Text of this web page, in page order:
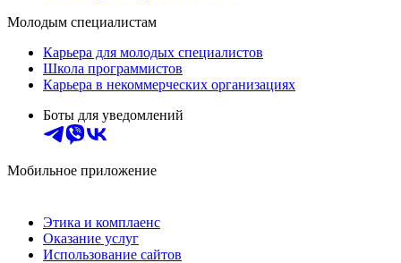
Молодым специалистам
Карьера для молодых специалистов
Школа программистов
Карьера в некоммерческих организациях
Боты для уведомлений
Мобильное приложение
Этика и комплаенс
Оказание услуг
Использование сайтов